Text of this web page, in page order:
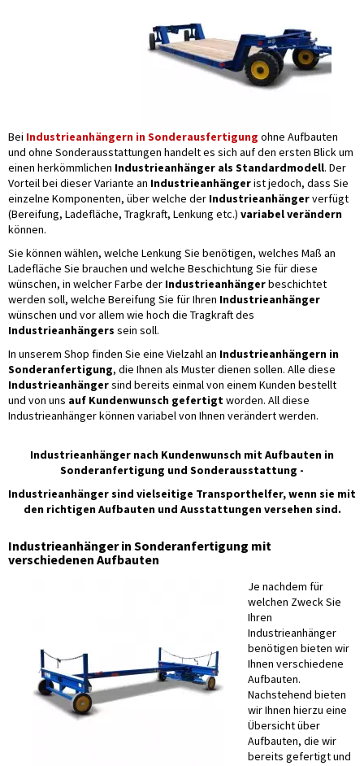
Bei Industrieanhängern in Sonderausfertigung ohne Aufbauten
und ohne Sonderausstattungen handelt es sich auf den ersten Blick um
einen herkömmlichen Industrieanhänger als Standardmodell. Der
Vorteil bei dieser Variante an Industrieanhängerist jedoch, dass Sie
einzelne Komponenten, über welche der Industrieanhängerverfügt
(Bereifung, Ladefläche, Tragkraft, Lenkung etc.) variabel verändern
können.
Sie können wählen, welche Lenkung Sie benötigen, welches Maß an
Ladefläche Sie brauchen und welche Beschichtung Sie für diese
wünschen, in welcher Farbe der Industrieanhängerbeschichtet
werden soll, welche Bereifung Sie für Ihren Industrieanhänger
wünschen und vor allem wie hoch die Tragkraft des
Industrieanhängers sein soll.
In unserem Shop finden Sie eine Vielzahl an Industrieanhängern in
Sonderanfertigung, die Ihnen als Muster dienen sollen. Alle diese
Industrieanhängersind bereits einmal von einem Kunden bestellt
und von uns auf Kundenwunsch gefertigtworden. All diese
Industrieanhänger können variabel von Ihnen verändert werden.
Industrieanhänger nach Kundenwunsch mit Aufbauten in
Sonderanfertigung und Sonderausstattung -
Industrieanhänger sind vielseitige Transporthelfer, wenn sie mit
den richtigen Aufbauten und Ausstattungen versehen sind.
Industrieanhänger in Sonderanfertigung mit
verschiedenen Aufbauten
Je nachdem für
welchen Zweck Sie
Ihren
Industrieanhänger
benötigen bieten wir
Ihnen verschiedene
Aufbauten.
Nachstehend bieten
wir Ihnen hierzu eine
Übersicht über
Aufbauten, die wir
bereits gefertigt und